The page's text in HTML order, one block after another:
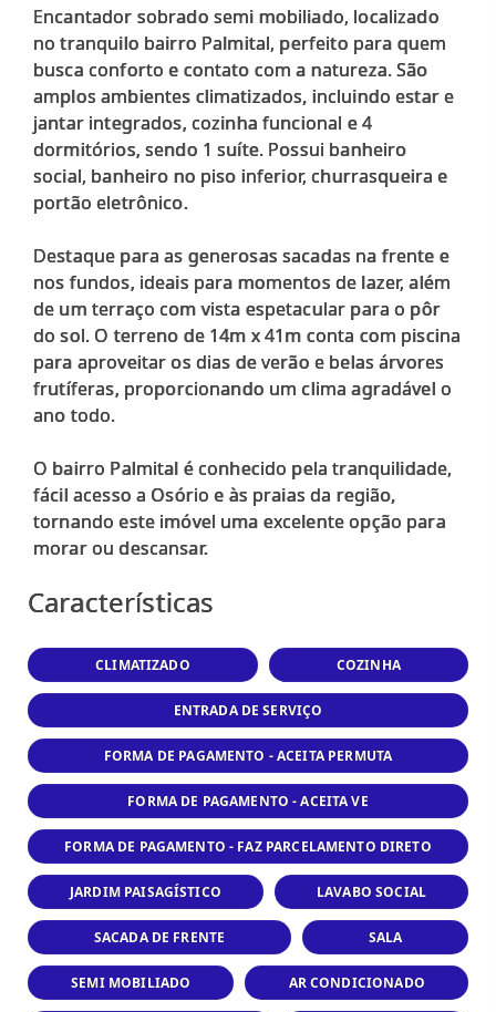
Encantador sobrado semi mobiliado, localizado
no tranquilo bairro Palmital, perfeito para quem
busca conforto e contato com a natureza. São
amplos ambientes climatizados, incluindo estar e
jantar integrados, cozinha funcional e 4
dormitórios, sendo 1 suíte. Possui banheiro
social, banheiro no piso inferior, churrasqueira e
portão eletrônico.
Destaque para as generosas sacadas na frente e
nos fundos, ideais para momentos de lazer, além
de um terraço com vista espetacular para o pôr
do sol. O terreno de 14m x 41m conta com piscina
para aproveitar os dias de verão e belas árvores
frutíferas, proporcionando um clima agradável o
ano todo.
O bairro Palmital é conhecido pela tranquilidade,
fácil acesso a Osório e às praias da região,
tornando este imóvel uma excelente opção para
morar ou descansar.
Características
CLIMATIZADO COZINHA
ENTRADA DE SERVIÇO
FORMA DE PAGAMENTO - ACEITA PERMUTA
FORMA DE PAGAMENTO - ACEITA VE
FORMA DE PAGAMENTO - FAZ PARCELAMENTO DIRETO
JARDIM PAISAGÍSTICO LAVABO SOCIAL
SACADA DE FRENTE SALA
SEMI MOBILIADO AR CONDICIONADO